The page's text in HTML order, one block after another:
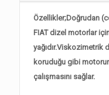
Özellikler;Doğrudan
FIAT dizel motorlar
yağıdır.Viskozimetrik
koruduğu gibi
çalışmasını sağlar.